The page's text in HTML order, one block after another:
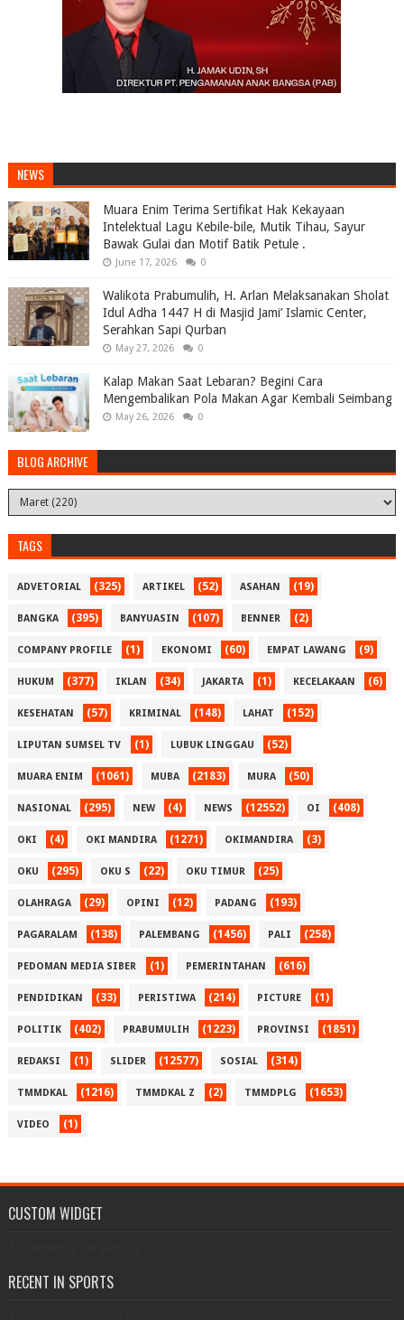
NEWS
Muara Enim Terima Sertifikat Hak Kekayaan
Intelektual Lagu Kebile-bile, Mutik Tihau, Sayur
Bawak Gulai dan Motif Batik Petule .
June 17, 2026 0
Walikota Prabumulih, H. Arlan Melaksanakan Sholat
Idul Adha 1447 H di Masjid Jami’ Islamic Center,
Serahkan Sapi Qurban
May 27, 2026 0
Kalap Makan Saat Lebaran? Begini Cara
Mengembalikan Pola Makan Agar Kembali Seimbang
May 26, 2026 0
BLOG ARCHIVE
TAGS
ADVETORIAL (325) ARTIKEL (52) ASAHAN (19)
BANGKA (395) BANYUASIN (107) BENNER (2)
COMPANY PROFILE (1) EKONOMI (60) EMPAT LAWANG (9)
HUKUM (377) IKLAN (34) JAKARTA (1) KECELAKAAN (6)
KESEHATAN (57) KRIMINAL (148) LAHAT (152)
LIPUTAN SUMSEL TV (1) LUBUK LINGGAU (52)
MUARA ENIM (1061) MUBA (2183) MURA (50)
NASIONAL (295) NEW (4) NEWS (12552) OI (408)
OKI (4) OKI MANDIRA (1271) OKIMANDIRA (3)
OKU (295) OKU S (22) OKU TIMUR (25)
OLAHRAGA (29) OPINI (12) PADANG (193)
PAGARALAM (138) PALEMBANG (1456) PALI (258)
PEDOMAN MEDIA SIBER (1) PEMERINTAHAN (616)
PENDIDIKAN (33) PERISTIWA (214) PICTURE (1)
POLITIK (402) PRABUMULIH (1223) PROVINSI (1851)
REDAKSI (1) SLIDER (12577) SOSIAL (314)
TMMDKAL (1216) TMMDKAL Z (2) TMMDPLG (1653)
VIDEO (1)
CUSTOM WIDGET
RECENT IN SPORTS